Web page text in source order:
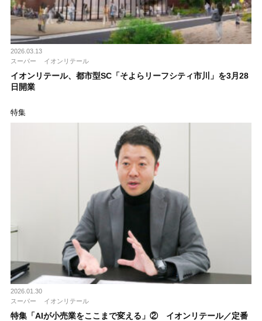
2026.03.13
スーパー
イオンリテール
イオンリテール、都市型SC「そよらリーフシティ市川」を3月28
日開業
特集
2026.01.30
スーパー
イオンリテール
特集「AIが小売業をここまで変える」② イオンリテール／定番